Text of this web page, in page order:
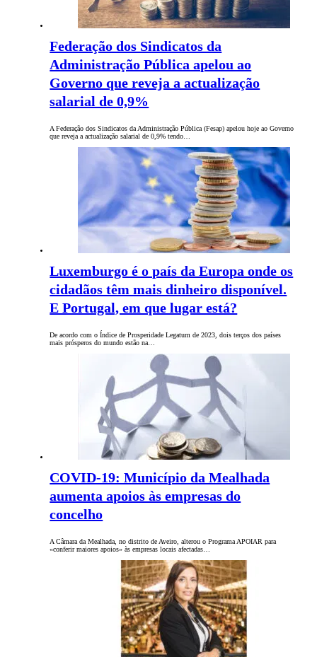
Federação dos Sindicatos da
Administração Pública apelou ao
Governo que reveja a actualização
salarial de 0,9%
A Federação dos Sindicatos da Administração Pública (Fesap) apelou hoje ao Governo
que reveja a actualização salarial de 0,9% tendo…
Luxemburgo é o país da Europa onde os
cidadãos têm mais dinheiro disponível.
E Portugal, em que lugar está?
De acordo com o Índice de Prosperidade Legatum de 2023, dois terços dos países
mais prósperos do mundo estão na…
COVID-19: Município da Mealhada
aumenta apoios às empresas do
concelho
A Câmara da Mealhada, no distrito de Aveiro, alterou o Programa APOIAR para
«conferir maiores apoios» às empresas locais afectadas…